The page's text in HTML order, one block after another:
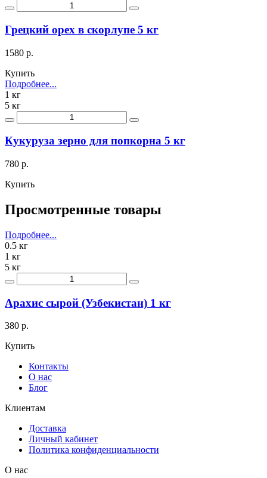
Грецкий орех в скорлупе 5 кг
1580 р.
Купить
Подробнее...
1 кг
5 кг
Кукуруза зерно для попкорна 5 кг
780 р.
Купить
Просмотренные товары
Подробнее...
0.5 кг
1 кг
5 кг
Арахис сырой (Узбекистан) 1 кг
380 р.
Купить
Контакты
О нас
Блог
Клиентам
Доставка
Личный кабинет
Политика конфиденциальности
О нас